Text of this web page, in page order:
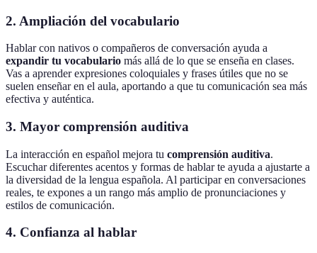
2. Ampliación del vocabulario
Hablar con nativos o compañeros de conversación ayuda a
expandir tu vocabulario más allá de lo que se enseña en clases.
Vas a aprender expresiones coloquiales y frases útiles que no se
suelen enseñar en el aula, aportando a que tu comunicación sea más
efectiva y auténtica.
3. Mayor comprensión auditiva
La interacción en español mejora tu comprensión auditiva.
Escuchar diferentes acentos y formas de hablar te ayuda a ajustarte a
la diversidad de la lengua española. Al participar en conversaciones
reales, te expones a un rango más amplio de pronunciaciones y
estilos de comunicación.
4. Confianza al hablar